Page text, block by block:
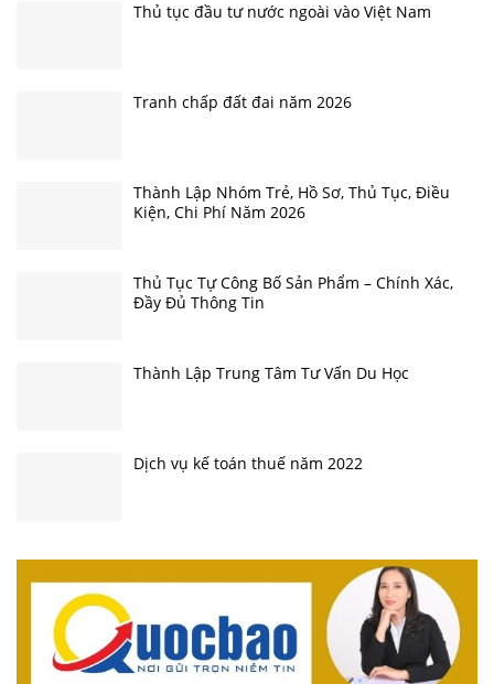
Thủ tục đầu tư nước ngoài vào Việt Nam
Tranh chấp đất đai năm 2026
Thành Lập Nhóm Trẻ, Hồ Sơ, Thủ Tục, Điều
Kiện, Chi Phí Năm 2026
Thủ Tục Tự Công Bố Sản Phẩm – Chính Xác,
Đầy Đủ Thông Tin
Thành Lập Trung Tâm Tư Vấn Du Học
Dịch vụ kế toán thuế năm 2022